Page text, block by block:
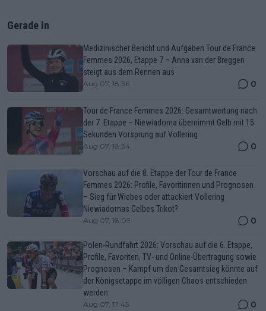
Gerade In
Medizinischer Bericht und Aufgaben Tour de France
Femmes 2026, Etappe 7 – Anna van der Breggen
steigt aus dem Rennen aus
Aug 07, 18:36 0
Tour de France Femmes 2026: Gesamtwertung nach
der 7. Etappe – Niewiadoma übernimmt Gelb mit 15
Sekunden Vorsprung auf Vollering
Aug 07, 18:34 0
Vorschau auf die 8. Etappe der Tour de France
Femmes 2026: Profile, Favoritinnen und Prognosen
– Sieg für Wiebes oder attackiert Vollering
Niewiadomas Gelbes Trikot?
Aug 07, 18:09 0
Polen-Rundfahrt 2026: Vorschau auf die 6. Etappe,
Profile, Favoriten, TV- und Online-Übertragung sowie
Prognosen – Kampf um den Gesamtsieg könnte auf
der Königsetappe im völligen Chaos entschieden
werden
Aug 07, 17:45 0